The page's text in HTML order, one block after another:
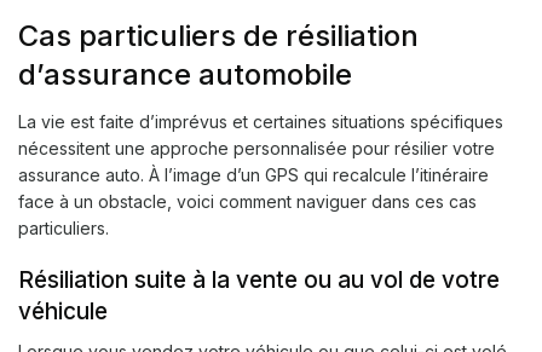
Cas particuliers de résiliation
d’assurance automobile
La vie est faite d’imprévus et certaines situations spécifiques
nécessitent une approche personnalisée pour résilier votre
assurance auto. À l’image d’un GPS qui recalcule l’itinéraire
face à un obstacle, voici comment naviguer dans ces cas
particuliers.
Résiliation suite à la vente ou au vol de votre
véhicule